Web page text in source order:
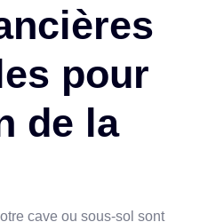
pour
de la
cave ou sous-sol sont